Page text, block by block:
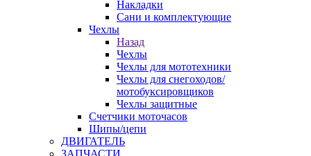
Накладки
Сани и комплектующие
Чехлы
Назад
Чехлы
Чехлы для мототехники
Чехлы для снегоходов/
мотобуксировщиков
Чехлы защитные
Счетчики моточасов
Шипы/цепи
ДВИГАТЕЛЬ
ЗАПЧАСТИ